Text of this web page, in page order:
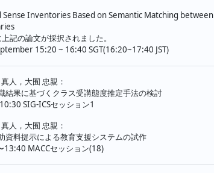
Sense Inventories Based on Semantic Matching between
記の論文が採択されました。
15:20 ~ 16:40 SGT(16:20~17:40 JST)
人，大囿 忠親：
結果に基づくクラス受講態度推定手法の検討
SIG-ICSセッション1
人，大囿 忠親：
資料提示による教育支援システムの試作
MACCセッション(18)